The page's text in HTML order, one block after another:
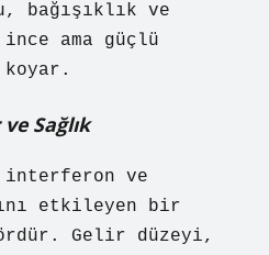
bağışıklık ve
ama güçlü
Sağlık
interferon ve
etkileyen bir
Gelir düzeyi,